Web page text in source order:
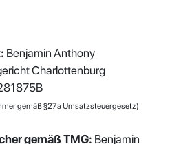
Benjamin Anthony
Charlottenburg
gemäß §27a Umsatzsteuergesetz)
gemäß TMG: Benjamin